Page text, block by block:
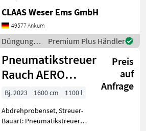
Kapazität/
Fassungsvermögen: 15
cbm, Schräggestellte
Streuwalzen mit
beweglichen A
CLAAS Weser Ems GmbH
49577 Ankum
Düngung
und
Beregnung
/ Samson
Premium Plus Händler
Pneumatikstreuer
Rauch AERO
1118
Pneumatikstreue
Preis
auf
Anfrage
Bj. 2023 1600 cm
1100 l
Abdrehprobenset, Streuer-
Bauart: Pneumatikstreuer,